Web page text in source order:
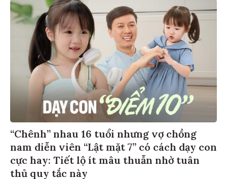
“Chênh” nhau 16 tuổi nhưng vợ chồng
nam diễn viên “Lật mặt 7” có cách dạy con
cực hay: Tiết lộ ít mâu thuẫn nhờ tuân
thủ quy tắc này